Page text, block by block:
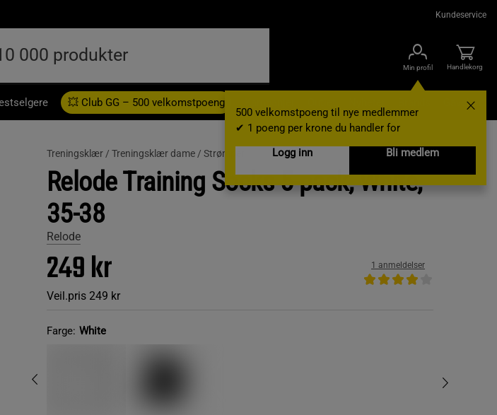
Kundeservice
Min profil
500 velkomstpoeng til nye medlemmer
✔ 1 poeng per krone du handler for
Logg inn
Bli medlem
Handlekorg
💥 Club GG – 500 velkomstpoeng Gavekort
Treningsklær / Treningsklær dame / Strømper
Relode Training Socks 5-pack, White,
35-38
Relode
249 kr
Veil.pris 249 kr
1 anmeldelser
Farge: White